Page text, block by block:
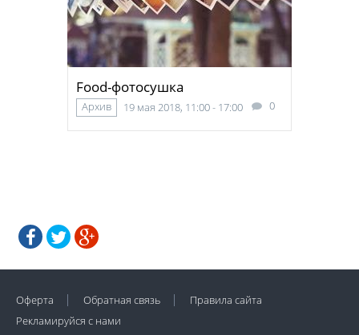
Food-фотосушка
Архив 19 мая 2018, 11:00 - 17:00 0
Оферта Обратная связь
Правила сайта
Рекламируйся с нами